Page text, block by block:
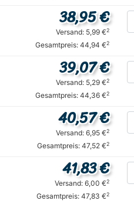
38,95 €
Versand: 5,99 €2
Gesamtpreis: 44,94 €2
39,07 €
Versand: 5,29 €2
Gesamtpreis: 44,36 €2
40,57 €
Versand: 6,95 €2
Gesamtpreis: 47,52 €2
41,83 €
Versand: 6,00 €2
Gesamtpreis: 47,83 €2